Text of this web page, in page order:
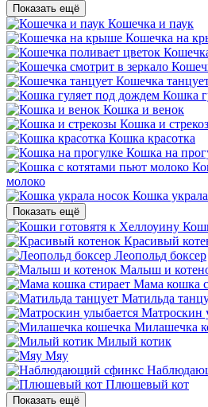
Показать ещё
Кошечка и паук
Кошечка на
Кошечка
Кошка
Кошка и венок
Кошка и
Кошка красотка
Кошка на
молоко
Кошка
Показать ещё
Красивый
Леопольд боксер
Малыш и
Мама кошка
Матильда
Матроскин
Милашечка
Милый котик
Мяу
Плюшевый кот
Показать ещё